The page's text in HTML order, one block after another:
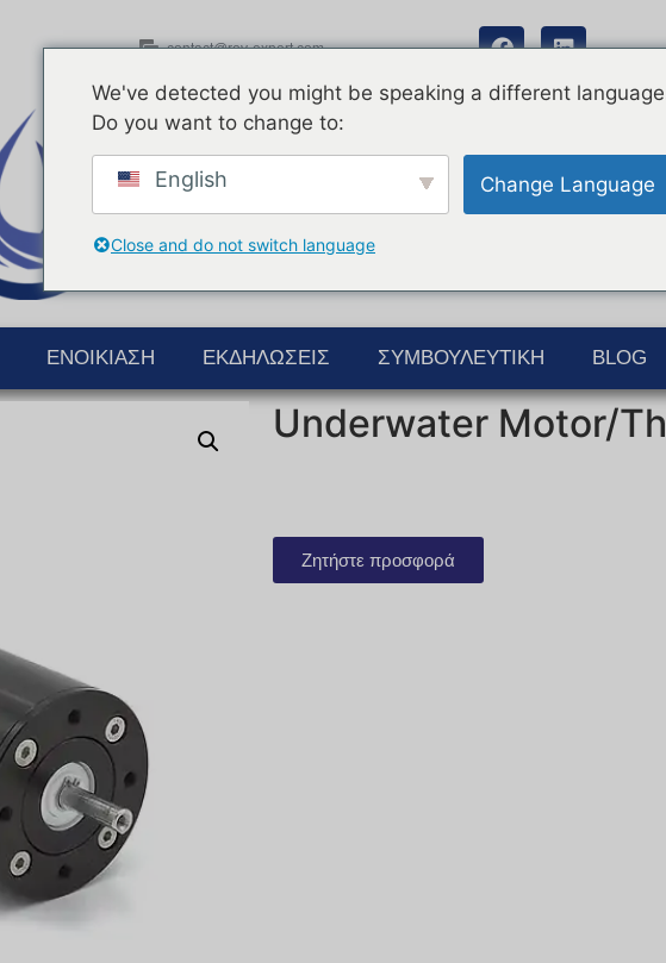
contact@rov-expert.com
ΕΝΟΙΚΊΑΣΗ ΕΚΔΗΛΏΣΕΙΣ ΣΥΜΒΟΥΛΕΥΤΙΚΉ BLOG
Underwater Motor/
Ζητήστε προσφορά
We've detected you might be speaking a different
Do you want to change to:
English Change Language
Close and do not switch language